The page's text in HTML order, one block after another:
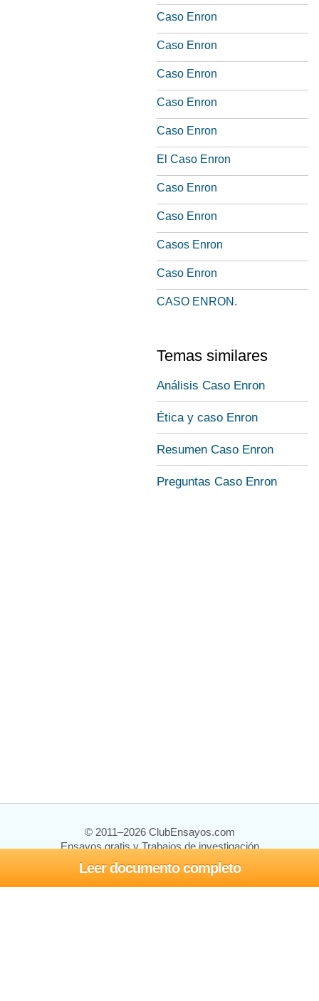
Leer documento completo
Caso Enron
Caso Enron
Caso Enron
Caso Enron
Caso Enron
El Caso Enron
Caso Enron
Caso Enron
Casos Enron
Caso Enron
CASO ENRON.
Temas similares
Análisis Caso Enron
Ética y caso Enron
Resumen Caso Enron
Preguntas Caso Enron
© 2011–2026 ClubEnsayos.com
Ensayos gratis y Trabajos de investigación